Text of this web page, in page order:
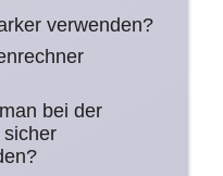
verwenden?
bei der
sicher